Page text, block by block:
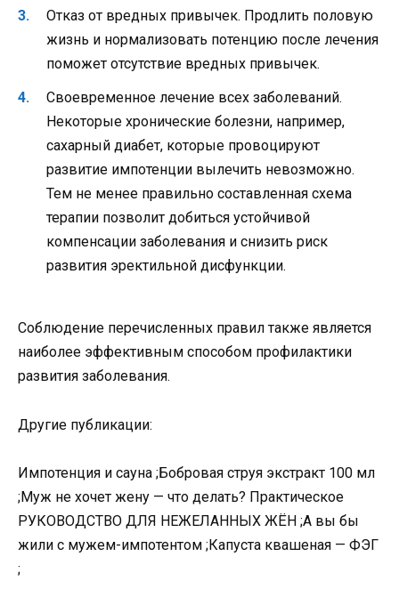
Отказ от вредных привычек. Продлить половую
жизнь и нормализовать потенцию после лечения
поможет отсутствие вредных привычек.
Своевременное лечение всех заболеваний.
Некоторые хронические болезни, например,
сахарный диабет, которые провоцируют
развитие импотенции вылечить невозможно.
Тем не менее правильно составленная схема
терапии позволит добиться устойчивой
компенсации заболевания и снизить риск
развития эректильной дисфункции.
Соблюдение перечисленных правил также является
наиболее эффективным способом профилактики
развития заболевания.
Другие публикации:
Импотенция и сауна ;Бобровая струя экстракт 100 мл
;Муж не хочет жену — что делать? Практическое
РУКОВОДСТВО ДЛЯ НЕЖЕЛАННЫХ ЖЁН ;А вы бы
жили с мужем-импотентом ;Капуста квашеная — ФЭГ
;